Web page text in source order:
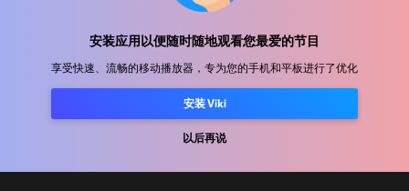
安装应用以便随时随地观看您最爱的节目
享受快速、流畅的移动播放器，专为您的手机和平板进行了优化
安装 Viki
以后再说
新闻中心
使用条款
Cookie 和跟踪技术政策